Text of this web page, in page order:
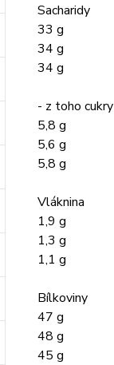
Sacharidy
33 g
34 g
34 g
- z toho cukry
5,8 g
5,6 g
5,8 g
Vláknina
1,9 g
1,3 g
1,1 g
Bílkoviny
47 g
48 g
45 g